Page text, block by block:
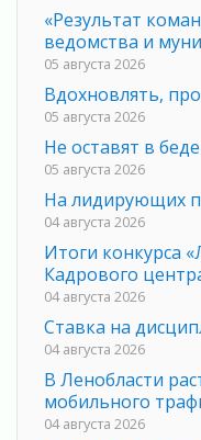
«Результат
ведомства и
05 августа 2026
Вдохновлять,
05 августа 2026
Не оставят в беде
05 августа 2026
На лидирующих
04 августа 2026
Итоги конкурса
Кадрового
04 августа 2026
Ставка на
04 августа 2026
В Ленобласти
мобильного
04 августа 2026